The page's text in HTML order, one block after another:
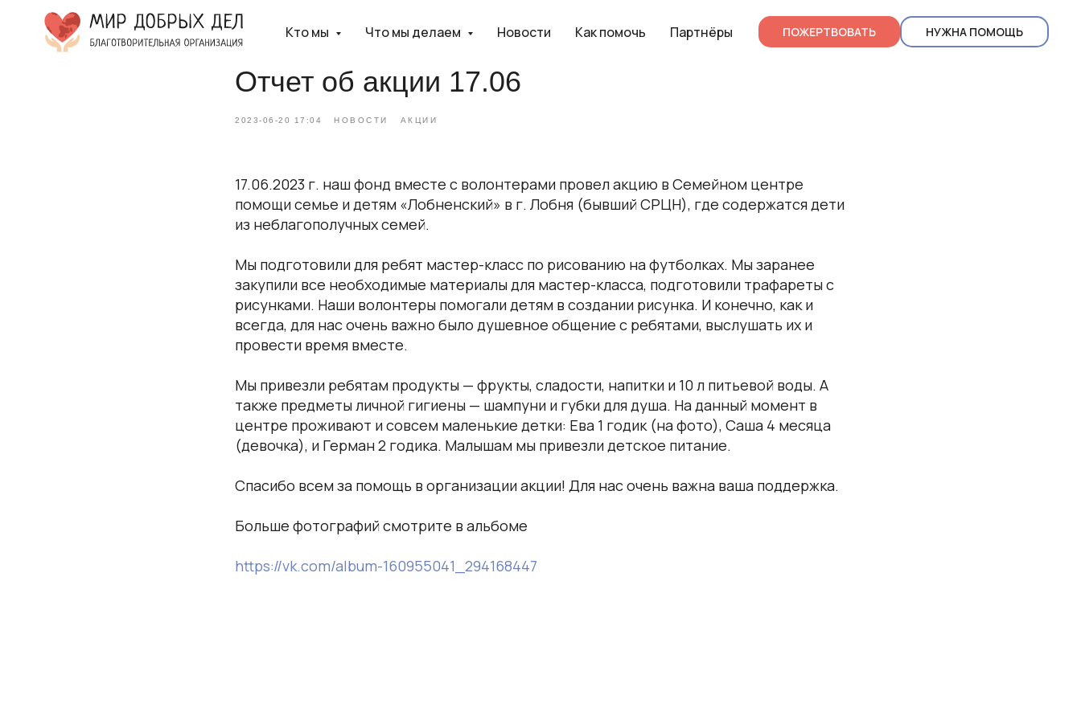
Кто мы Что мы делаем Новости Как помочь Партнёры ПОЖЕРТВОВАТЬ НУЖНА ПОМОЩЬ
Отчет об акции 17.06
2023-06-20 17:04 НОВОСТИ АКЦИИ
17.06.2023 г. наш фонд вместе с волонтерами провел акцию в Семейном центре
помощи семье и детям «Лобненский» в г. Лобня (бывший СРЦН), где содержатся дети
из неблагополучных семей.
Мы подготовили для ребят мастер-класс по рисованию на футболках. Мы заранее
закупили все необходимые материалы для мастер-класса, подготовили трафареты с
рисунками. Наши волонтеры помогали детям в создании рисунка. И конечно, как и
всегда, для нас очень важно было душевное общение с ребятами, выслушать их и
провести время вместе.
Мы привезли ребятам продукты — фрукты, сладости, напитки и 10 л питьевой воды. А
также предметы личной гигиены — шампуни и губки для душа. На данный момент в
центре проживают и совсем маленькие детки: Ева 1 годик (на фото), Саша 4 месяца
(девочка), и Герман 2 годика. Малышам мы привезли детское питание.
Спасибо всем за помощь в организации акции! Для нас очень важна ваша поддержка.
Больше фотографий смотрите в альбоме
https://vk.com/album-160955041_294168447